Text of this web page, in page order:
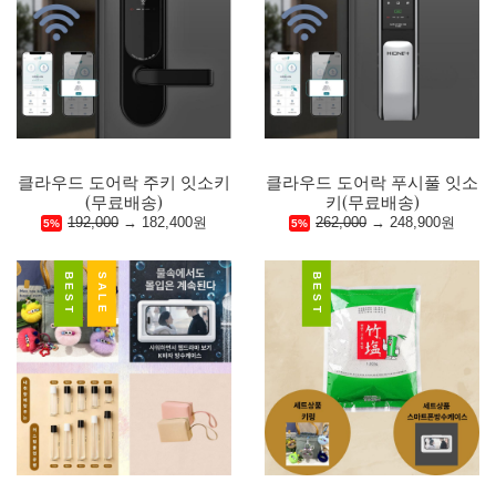
클라우드 도어락 주키 잇소키
(무료배송)
5% 192,000 → 182,400원
클라우드 도어락 푸시풀 잇소
키(무료배송)
5% 262,000 → 248,900원
BEST SALE BEST